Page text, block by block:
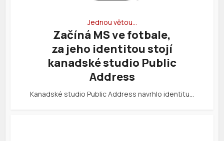
Jednou větou…
Začíná MS ve fotbale,
za jeho identitou stojí
kanadské studio Public
Address
Kanadské studio Public Address navrhlo identitu…